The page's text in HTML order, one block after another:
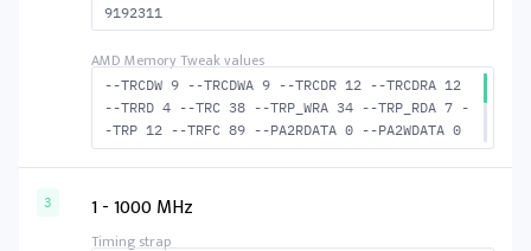
9192311
--TRCDW 9 --TRCDWA 9 --TRCDR 12 --TRCDRA 12
--TRRD 4 --TRC 38 --TRP_WRA 34 --TRP_RDA 7 -
-TRP 12 --TRFC 89 --PA2RDATA 0 --PA2WDATA 0
--TFAW 6 --TCRCRL 1 --TCRCWL 2 --TFAW32 5 --
WR 29 --RAS2RAS 89 --RP 25 --WRPLUSRP 35 --B
3 1 - 1000 MHz